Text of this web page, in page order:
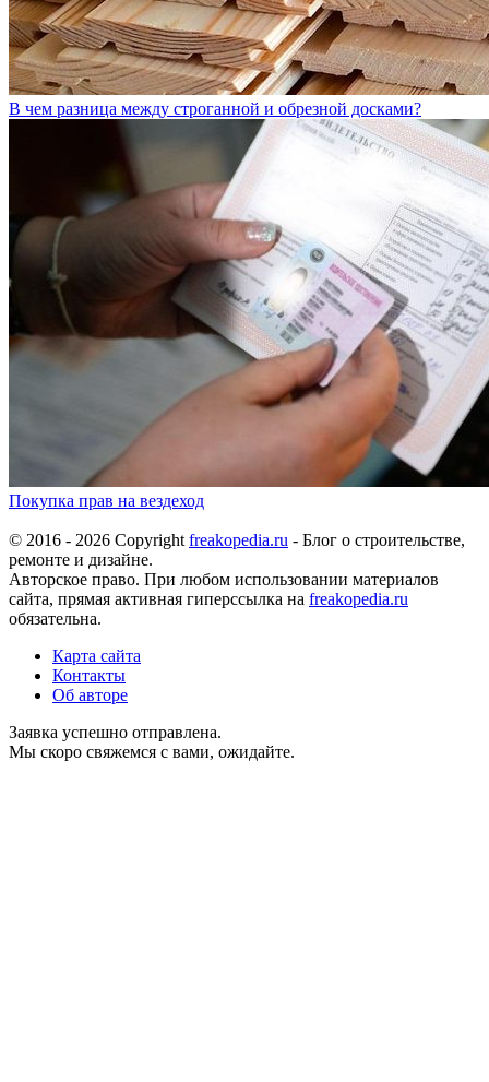
В чем разница между строганной и обрезной досками?
Покупка прав на вездеход
© 2016 - 2026 Copyright freakopedia.ru - Блог о строительстве,
ремонте и дизайне.
Авторское право. При любом использовании материалов
сайта, прямая активная гиперссылка на freakopedia.ru
обязательна.
Карта сайта
Контакты
Об авторе
Заявка успешно отправлена.
Мы скоро свяжемся с вами, ожидайте.